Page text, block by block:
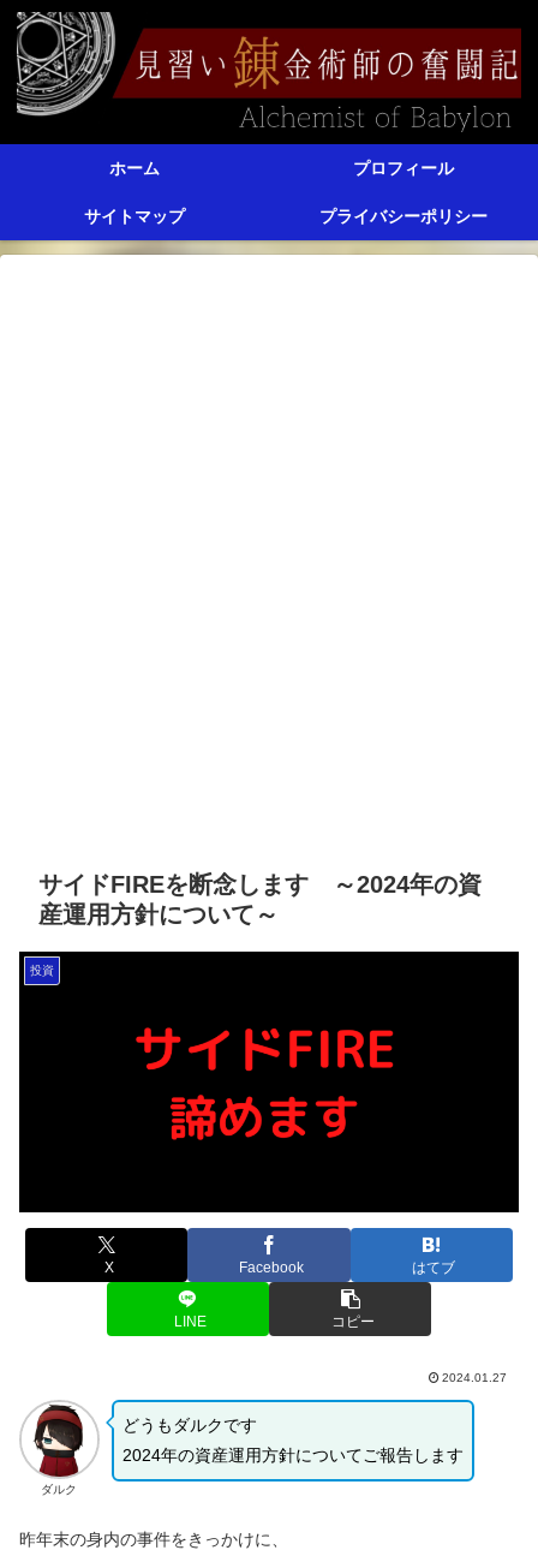
ホーム プロフィール
サイトマップ プライバシーポリシー
サイドFIREを断念します ～2024年の資
産運用方針について～
投資
X Facebook はてブ
LINE コピー
2024.01.27
ダルク
どうもダルクです
2024年の資産運用方針についてご報告します
昨年末の身内の事件をきっかけに、